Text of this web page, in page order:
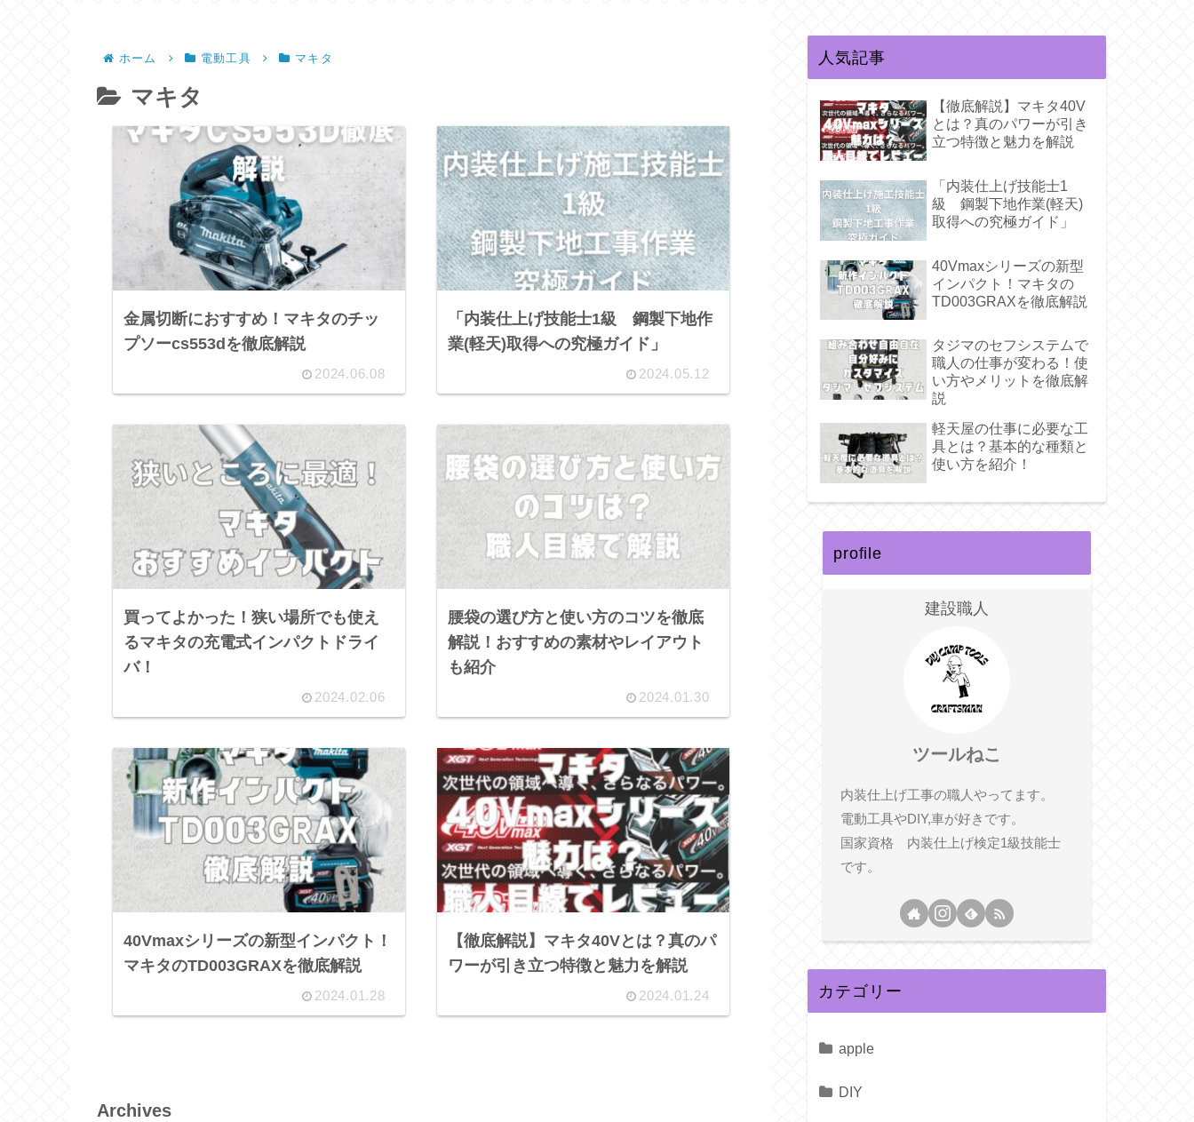
ホーム 電動工具 マキタ
マキタ
金属切断におすすめ！マキタのチッ
プソーcs553dを徹底解説
2024.06.08
「内装仕上げ技能士1級 鋼製下地作
業(軽天)取得への究極ガイド」
2024.05.12
買ってよかった！狭い場所でも使え
るマキタの充電式インパクトドライ
バ！
2024.02.06
腰袋の選び方と使い方のコツを徹底
解説！おすすめの素材やレイアウト
も紹介
2024.01.30
40Vmaxシリーズの新型インパクト！
マキタのTD003GRAXを徹底解説
2024.01.28
【徹底解説】マキタ40Vとは？真のパ
ワーが引き立つ特徴と魅力を解説
2024.01.24
Archives
人気記事
【徹底解説】マキタ40V
とは？真のパワーが引き
立つ特徴と魅力を解説
「内装仕上げ技能士1
級 鋼製下地作業(軽天)
取得への究極ガイド」
40Vmaxシリーズの新型
インパクト！マキタの
TD003GRAXを徹底解説
タジマのセフシステムで
職人の仕事が変わる！使
い方やメリットを徹底解
説
軽天屋の仕事に必要な工
具とは？基本的な種類と
使い方を紹介！
profile
建設職人
ツールねこ
内装仕上げ工事の職人やってます。
電動工具やDIY,車が好きです。
国家資格 内装仕上げ検定1級技能士
です。
カテゴリー
apple
DIY